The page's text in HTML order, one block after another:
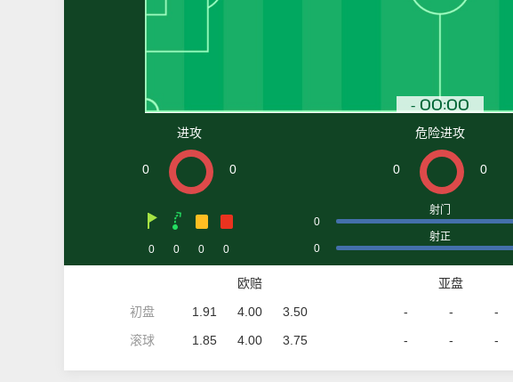
进攻
0 0
0 0 0 0
危险进攻
0 0
0
射门
0
射正
初盘
滚球
欧赔
1.91
4.00
3.50
1.85
4.00 3.75
亚盘
-
-
-
-
- -